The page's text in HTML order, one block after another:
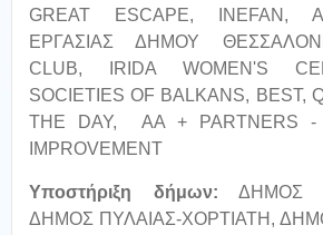
GREAT ESCAPE, INEFAN,
ΕΡΓΑΣΙΑΣ ΔΗΜΟΥ
CLUB, IRIDA WOMEN'S
SOCIETIES OF BALKANS, BEST,
THE DAY, AA + PARTNERS -
IMPROVEMENT
Υποστήριξη δήμων: ΔΗΜΟΣ
ΔΗΜΟΣ ΠΥΛΑΙΑΣ-ΧΟΡΤΙΑΤΗ,